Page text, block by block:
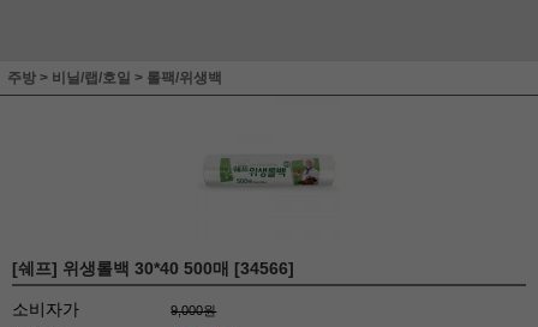
주방 > 비닐/랩/호일 > 롤팩/위생백
[쉐프] 위생롤백 30*40 500매 [34566]
소비자가 9,000원